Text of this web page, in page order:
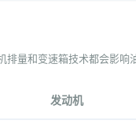
排量和变速箱技术都会影
发动机